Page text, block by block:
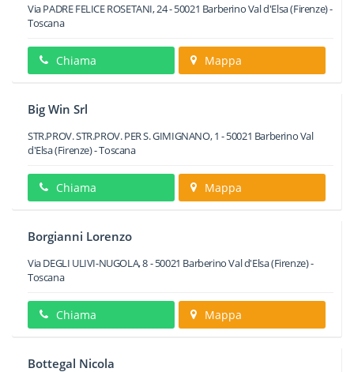
Via PADRE FELICE ROSETANI, 24-50021 Barberino Val d'Elsa(Firenze) -
Toscana
Chiama Mappa
Big Win Srl
STR.PROV. STR.PROV. PER S. GIMIGNANO, 1 -50021 Barberino Val
d'Elsa(Firenze) -Toscana
Chiama Mappa
Borgianni Lorenzo
Via DEGLI ULIVI-NUGOLA, 8-50021 Barberino Val d'Elsa(Firenze) -
Toscana
Chiama Mappa
Bottegal Nicola